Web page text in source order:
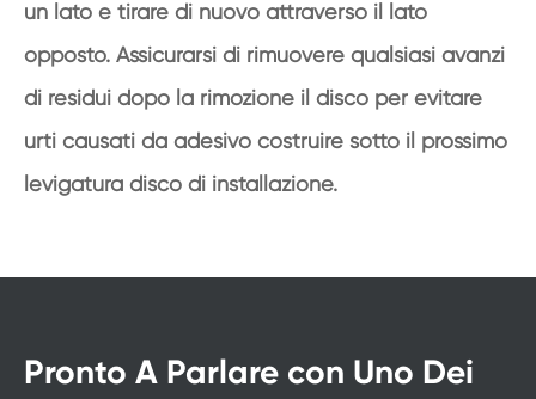
un lato e tirare di nuovo attraverso il lato
opposto. Assicurarsi di rimuovere qualsiasi avanzi
di residui dopo la rimozione il disco per evitare
urti causati da adesivo costruire sotto il prossimo
levigatura disco di installazione.
Pronto A Parlare con Uno Dei